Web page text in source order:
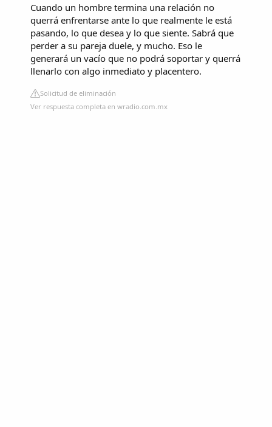
Cuando un hombre termina una relación no
querrá enfrentarse ante lo que realmente le está
pasando, lo que desea y lo que siente. Sabrá que
perder a su pareja duele, y mucho. Eso le
generará un vacío que no podrá soportar y querrá
llenarlo con algo inmediato y placentero.
Solicitud de eliminación
Ver respuesta completa en wradio.com.mx